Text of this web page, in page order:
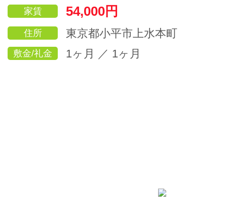
家賃 54,000円
住所 東京都小平市上水本町
敷金/礼金 1ヶ月 ／ 1ヶ月